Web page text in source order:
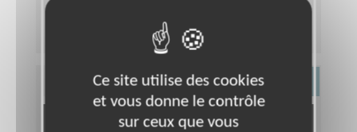
Ce site utilise des cookies
et vous donne le contrôle
sur ceux que vous